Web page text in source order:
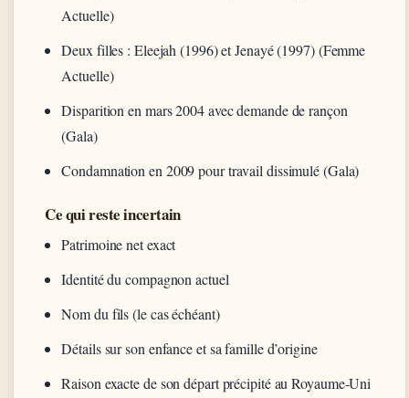
Actuelle)
Deux filles : Eleejah (1996) et Jenayé (1997) (Femme
Actuelle)
Disparition en mars 2004 avec demande de rançon
(Gala)
Condamnation en 2009 pour travail dissimulé (Gala)
Ce qui reste incertain
Patrimoine net exact
Identité du compagnon actuel
Nom du fils (le cas échéant)
Détails sur son enfance et sa famille d’origine
Raison exacte de son départ précipité au Royaume-Uni